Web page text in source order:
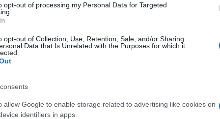
opt-out of processing my Personal Data for Targeted
opt-out of Collection, Use, Retention, Sale, and/or Sharing
Data that Is Unrelated with the Purposes for which it
allow Google to enable storage related to advertising like cookies on
identifiers in apps.
mesecliccandoqui
nella sezione